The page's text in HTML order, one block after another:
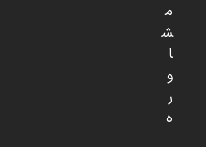
م
ش
ا
و
ر
ه